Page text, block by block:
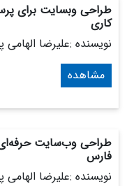
طراحی وبسایت برای
کاری
نویسنده :علیرضا الهامی
مشاهده
طراحی وب‌سایت حرفه‌ای
فارس
نویسنده :علیرضا الهامی